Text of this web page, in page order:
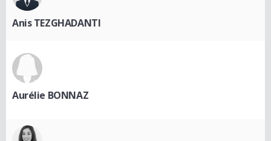
Anis TEZGHADANTI
Aurélie BONNAZ